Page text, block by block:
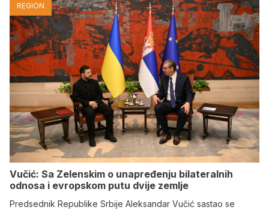
REGION
Vučić: Sa Zelenskim o unapređenju bilateralnih
odnosa i evropskom putu dvije zemlje
Predsednik Republike Srbije Aleksandar Vučić sastao se